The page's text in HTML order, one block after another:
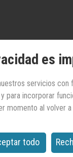
es
servicios
para incorporar
momento al volver
todo